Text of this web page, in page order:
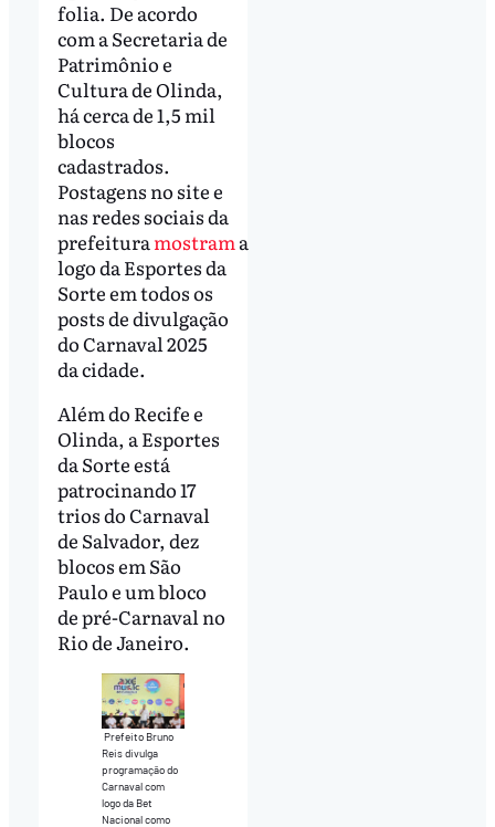
folia. De acordo
com a Secretaria de
Patrimônio e
Cultura de Olinda,
há cerca de 1,5 mil
blocos
cadastrados.
Postagens no site e
nas redes sociais da
prefeitura mostram a
logo da Esportes da
Sorte em todos os
posts de divulgação
do Carnaval 2025
da cidade.
Além do Recife e
Olinda, a Esportes
da Sorte está
patrocinando 17
trios do Carnaval
de Salvador, dez
blocos em São
Paulo e um bloco
de pré-Carnaval no
Rio de Janeiro.
Prefeito Bruno
Reis divulga
programação do
Carnaval com
logo da Bet
Nacional como